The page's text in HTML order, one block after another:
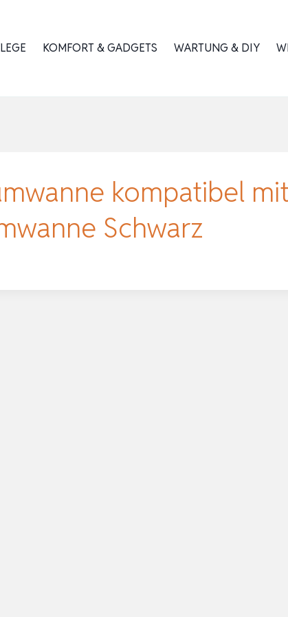
KOMFORT & GADGETS WARTUNG & DIY
kompatibel
Schwarz